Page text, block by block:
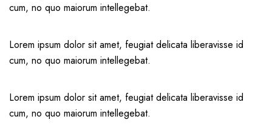
cum, no quo maiorum intellegebat.
Lorem ipsum dolor sit amet, feugiat delicata liberavisse id
cum, no quo maiorum intellegebat.
Lorem ipsum dolor sit amet, feugiat delicata liberavisse id
cum, no quo maiorum intellegebat.